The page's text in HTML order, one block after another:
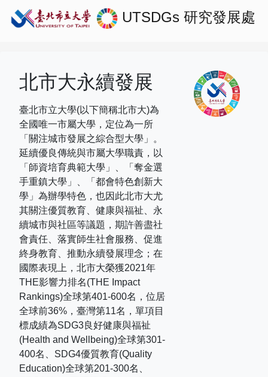
UTSDGs 研究發展處
北市大永續發展
臺北市立大學(以下簡稱北市大)為
全國唯一市屬大學，定位為一所
「關注城市發展之綜合型大學」。
延續優良傳統與市屬大學職責，以
「師資培育典範大學」、「奪金選
手重鎮大學」、「都會特色創新大
學」為辦學特色，也因此北市大尤
其關注優質教育、健康與福祉、永
續城市與社區等議題，期許善盡社
會責任、落實師生社會服務、促進
終身教育、推動永續發展理念；在
國際表現上， 北市大榮獲2021年
THE影響力排名(THE Impact
Rankings)全球第401-600名，位居
全球前36% ，臺灣第11名，單項目
標成績為SDG3良好健康與福祉
(Health and Wellbeing)全球第301-
400名、 SDG4優質教育(Quality
Education)全球第201-300名、